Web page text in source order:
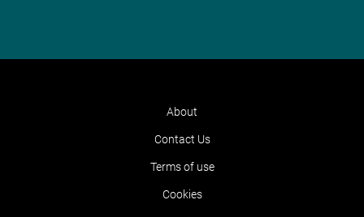
About
Contact Us
Terms of use
Cookies